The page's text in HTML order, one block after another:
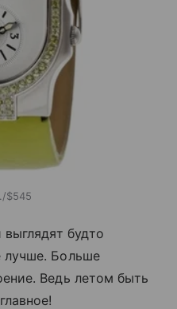
$545
будто
Больше
Ведь летом быть